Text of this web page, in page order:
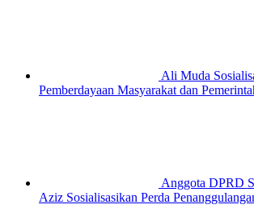
Ali Muda
Pemberdayaan Masyarakat dan
Anggota DPRD
Aziz Sosialisasikan Perda